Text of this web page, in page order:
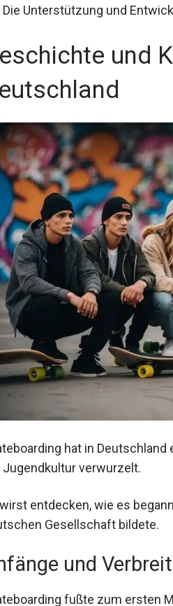
Die Unterstützung und
und
hat in
Jugendkultur verwurzelt.
entdecken, wie es
Gesellschaft bildete.
und
fußte zum ersten